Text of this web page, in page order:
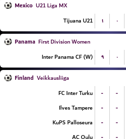
Mexico U21 Liga MX
Tijuana U21
۱ ۰
Panama First Division Women
Inter Panama CF (W)
۹ ۰
Finland Veikkausliiga
FC Inter Turku
- -
Ilves Tampere
- -
KuPS Palloseura
- -